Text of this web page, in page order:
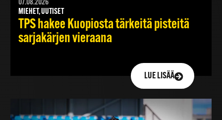
07.08.2026
MIEHET, UUTISET
TPS hakee Kuopiosta tärkeitä pisteitä
sarjakärjen vieraana
LUE LISÄÄ